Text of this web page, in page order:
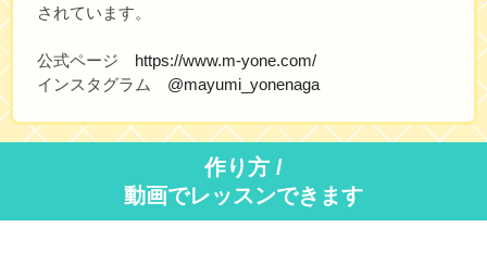
されています。
公式ページ https://www.m-yone.com/
インスタグラム @mayumi_yonenaga
作り方 /
動画でレッスンできます